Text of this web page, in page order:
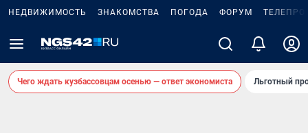
НЕДВИЖИМОСТЬ ЗНАКОМСТВА ПОГОДА ФОРУМ
Чего ждать кузбассовцам осенью — ответ экономиста Льготный